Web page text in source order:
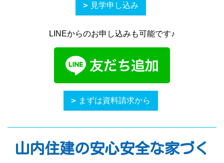
見学申し込み
LINEからのお申し込みも可能です♪
まずは資料請求から
山内住建の安心安全な家づく